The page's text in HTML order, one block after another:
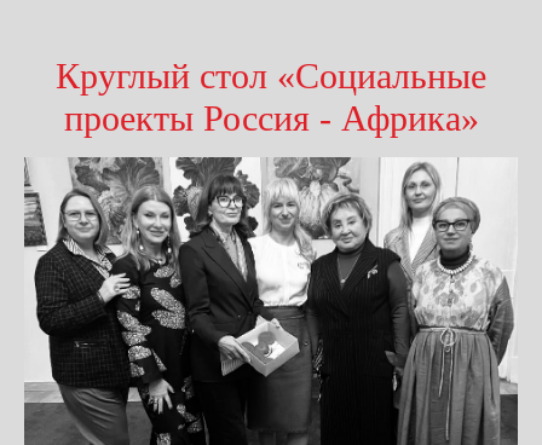
Круглый стол «Социальные
проекты Россия - Африка»